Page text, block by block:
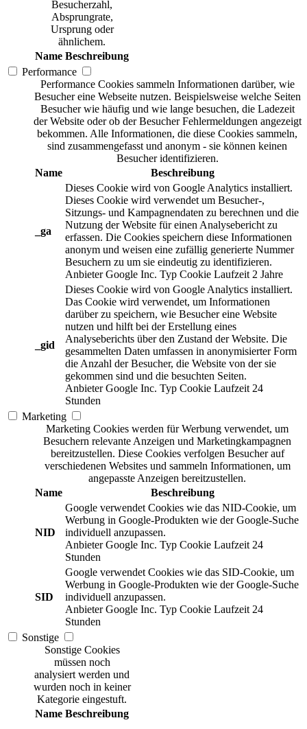
Besucherzahl,
Absprungrate,
Ursprung oder
ähnlichem.
Name Beschreibung
Performance
Performance Cookies sammeln Informationen darüber, wie
Besucher eine Webseite nutzen. Beispielsweise welche Seiten
Besucher wie häufig und wie lange besuchen, die Ladezeit
der Website oder ob der Besucher Fehlermeldungen angezeigt
bekommen. Alle Informationen, die diese Cookies sammeln,
sind zusammengefasst und anonym - sie können keinen
Besucher identifizieren.
Name
Beschreibung
_ga
Dieses Cookie wird von Google Analytics installiert.
Dieses Cookie wird verwendet um Besucher-,
Sitzungs- und Kampagnendaten zu berechnen und die
Nutzung der Website für einen Analysebericht zu
erfassen. Die Cookies speichern diese Informationen
anonym und weisen eine zufällig generierte Nummer
Besuchern zu um sie eindeutig zu identifizieren.
Anbieter Google Inc. Typ Cookie Laufzeit 2 Jahre
_gid
Dieses Cookie wird von Google Analytics installiert.
Das Cookie wird verwendet, um Informationen
darüber zu speichern, wie Besucher eine Website
nutzen und hilft bei der Erstellung eines
Analyseberichts über den Zustand der Website. Die
gesammelten Daten umfassen in anonymisierter Form
die Anzahl der Besucher, die Website von der sie
gekommen sind und die besuchten Seiten.
Anbieter Google Inc. Typ Cookie Laufzeit 24
Stunden
Marketing
Marketing Cookies werden für Werbung verwendet, um
Besuchern relevante Anzeigen und Marketingkampagnen
bereitzustellen. Diese Cookies verfolgen Besucher auf
verschiedenen Websites und sammeln Informationen, um
angepasste Anzeigen bereitzustellen.
Name
Beschreibung
NID
Google verwendet Cookies wie das NID-Cookie, um
Werbung in Google-Produkten wie der Google-Suche
individuell anzupassen.
Anbieter Google Inc. Typ Cookie Laufzeit 24
Stunden
SID
Google verwendet Cookies wie das SID-Cookie, um
Werbung in Google-Produkten wie der Google-Suche
individuell anzupassen.
Anbieter Google Inc. Typ Cookie Laufzeit 24
Stunden
Sonstige
Sonstige Cookies
müssen noch
analysiert werden und
wurden noch in keiner
Kategorie eingestuft.
Name Beschreibung